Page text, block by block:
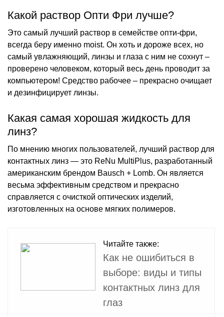
Какой раствор Опти Фри лучше?
Это самый лучший раствор в семействе опти-фри,
всегда беру именно moist. Он хоть и дороже всех, но
самый увлажняющий, линзы и глаза с ним не сохнут –
проверено человеком, который весь день проводит за
компьютером! Средство рабочее – прекрасно очищает
и дезинфицирует линзы.
Какая самая хорошая жидкость для
линз?
По мнению многих пользователей, лучший раствор для
контактных линз — это ReNu MultiPlus, разработанный
американским брендом Bausch + Lomb. Он является
весьма эффективным средством и прекрасно
справляется с очисткой оптических изделий,
изготовленных на основе мягких полимеров.
Читайте также:
Как не ошибиться в
выборе: виды и типы
контактных линз для
глаз